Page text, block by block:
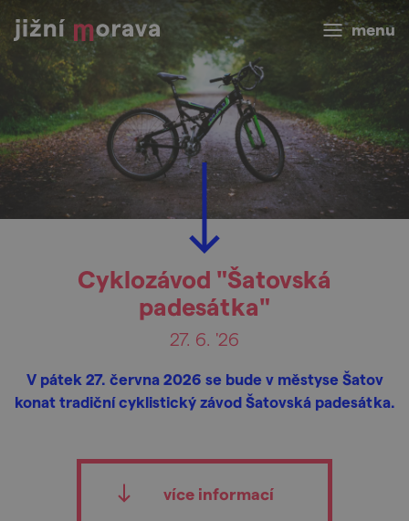
menu
Cyklozávod "Šatovská
padesátka"
27. 6. '26
V pátek 27. června 2026 se bude v městyse Šatov
konat tradiční cyklistický závod Šatovská padesátka.
více informací